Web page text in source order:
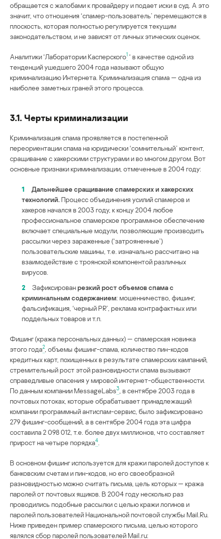
обращается с жалобами к провайдеру и подает иски в суд. А это
значит, что отношения ‘спамер-пользователь’ перемещаются в
плоскость, которая полностью регулируется текущим
законодательством, и не зависят от личных этических оценок.
Аналитики ‘Лаборатории Касперского1 ‘ в качестве одной из
тенденций ушедшего 2004 года называют общую
криминализацию Интернета. Криминализация спама — одна из
наиболее заметных граней этого процесса.
3.1. Черты криминализации
Криминализация спама проявляется в постепенной
переориентации спама на юридически ‘сомнительный’ контент,
сращивание с хакерскими структурами и во многом другом. Вот
основные признаки криминализации, отмеченные в 2004 году:
1
Дальнейшее сращивание спамерских и хакерских
технологий.Процесс объединения усилий спамеров и
хакеров начался в 2003 году, к концу 2004 любое
профессиональное спамерское программное обеспечение
включает специальные модули, позволяющие производить
рассылки через зараженные (‘затрояненные’)
пользовательские машины, т.е. изначально рассчитано на
взаимодействие с троянской компонентой различных
вирусов.
2
Зафиксированрезкий рост объемов спама с
криминальным содержанием: мошенничество, фишинг,
фальсификация, ‘черный PR’, реклама контрафактных или
поддельных товаров и т.п.
Фишинг (кража персональных данных) — спамерская новинка
этого года2 , объемы фишинг-спама, количество пин-кодов
кредитных карт, похищенных в результате спамерских кампаний,
стремительный рост этой разновидности спама вызывают
справедливые опасения у мировой интернет-общественности.
По данным компании MessageLabs3 , в сентябре 2003 года в
почтовых потоках, которые обрабатывает принадлежащий
компании программный антиспам-сервис, было зафиксировано
279 фишинг-сообщений, а в сентябре 2004 года эта цифра
составила 2 098 012, т.е. более двух миллионов, что составляет
прирост на четыре порядка4
В основном фишинг используется для кражи паролей доступов к
банковским счетам и пин-кодов, но его своеобразной
разновидностью можно считать письма, цель которых — кража
паролей от почтовых ящиков. В 2004 году несколько раз
проводились подобные рассылки с целью кражи логинов и
паролей пользователей Национальной почтовой службы Mail.Ru.
Ниже приведен пример спамерского письма, целью которого
являлся сбор паролей пользователей Mail.ru: